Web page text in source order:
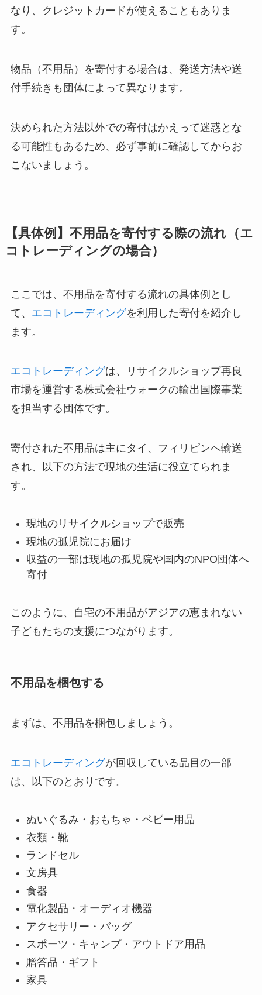
なり、クレジットカードが使えることもありま
す。
物品（不用品）を寄付する場合は、発送方法や送
付手続きも団体によって異なります。
決められた方法以外での寄付はかえって迷惑とな
る可能性もあるため、必ず事前に確認してからお
こないましょう。
【具体例】不用品を寄付する際の流れ（エ
コトレーディングの場合）
ここでは、不用品を寄付する流れの具体例とし
て、 エコトレーディングを利用した寄付を紹介し
ます。
エコトレーディングは、リサイクルショップ再良
市場を運営する株式会社ウォークの輸出国際事業
を担当する団体です。
寄付された不用品は主にタイ、フィリピンへ輸送
され、以下の方法で現地の生活に役立てられま
す。
現地のリサイクルショップで販売
現地の孤児院にお届け
収益の一部は現地の孤児院や国内のNPO団体へ
寄付
このように、自宅の不用品がアジアの恵まれない
子どもたちの支援につながります。
不用品を梱包する
まずは、不用品を梱包しましょう。
エコトレーディングが回収している品目の一部
は、以下のとおりです。
ぬいぐるみ・おもちゃ・ベビー用品
衣類・靴
ランドセル
文房具
食器
電化製品・オーディオ機器
アクセサリー・バッグ
スポーツ・キャンプ・アウトドア用品
贈答品・ギフト
家具